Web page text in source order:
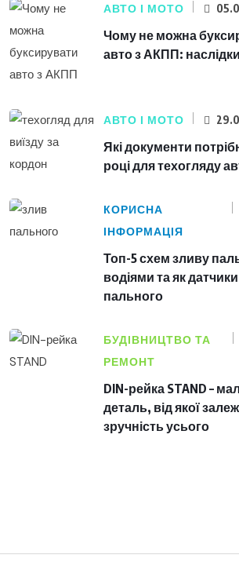
АВТО І МОТО
Чому не можна
авто з АКПП: наслідки
АВТО І МОТО
Які документи
році для техогляду
КОРИСНА
ІНФОРМАЦІЯ
Топ-5 схем зливу
водіями та як
пального
БУДІВНИЦТВО ТА
РЕМОНТ
DIN-рейка STAND –
деталь, від якої
зручність усього